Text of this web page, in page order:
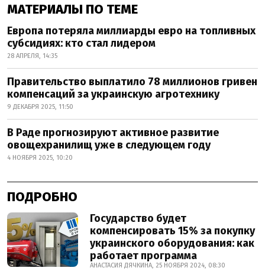
МАТЕРИАЛЫ ПО ТЕМЕ
Европа потеряла миллиарды евро на топливных
субсидиях: кто стал лидером
28 АПРЕЛЯ, 14:35
Правительство выплатило 78 миллионов гривен
компенсаций за украинскую агротехнику
9 ДЕКАБРЯ 2025, 11:50
В Раде прогнозируют активное развитие
овощехранилищ уже в следующем году
4 НОЯБРЯ 2025, 10:20
ПОДРОБНО
Государство будет
компенсировать 15% за покупку
украинского оборудования: как
работает программа
АНАСТАСИЯ ДЯЧКИНА, 25 НОЯБРЯ 2024, 08:30